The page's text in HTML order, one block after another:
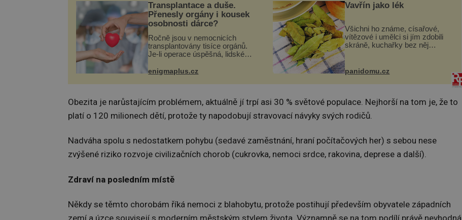
Transplantace a duše.
Přenesly orgány i kousek
osobnosti dárce?
Ročně jsou v nemocnicích
transplantovány tisíce orgánů.
Je-li operace úspěšná, lidské
své a pacient může vést
při transplantaci nepřijímám...
enigmaplus.cz
Vavřín jako lék
Všichni ho známe, císařové,
vítězové i umělci si jím zdobili
skráně, kuchařky bez něj
zmírnit některé naše neduhy.
Obsahuje v malém množství
ně...
panidomu.cz
Obezita je narůstajícím problémem, aktuálně jí trpí asi 30 % světové populace. Nejhorší na tom je, že to
platí o 120 milionech dětí, protože ty napodobují stravovací návyky svých rodičů.
Nadváha spolu s nedostatkem pohybu (sedavé zaměstnání, hraní počítačových her) s sebou nese
zvýšené riziko rozvoje civilizačních chorob (cukrovka, nemoci srdce, rakovina, deprese a další).
Zdraví na posledním místě
Někdy se těmto chorobám říká nemoci z blahobytu, protože postihují především obyvatele západních